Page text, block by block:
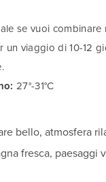
se vuoi combinare
un viaggio di 10-12
27°-31°C
bello, atmosfera
fresca, paesaggi